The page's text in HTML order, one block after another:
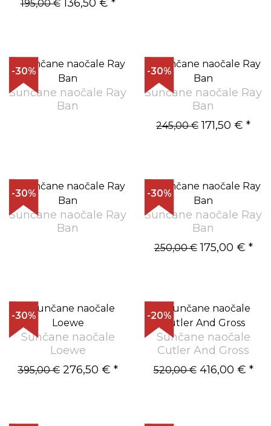
195,00 €136,50 € *
-30%
Sunčane naočale Ray
Ban
-30%
Sunčane naočale Ray
Ban
245,00 € 171,50 € *
-30%
Sunčane naočale Ray
Ban
-30%
Sunčane naočale Ray
Ban
250,00 €175,00 € *
-30%
Sunčane naočale
Loewe
395,00 € 276,50 € *
-20%
Sunčane naočale
Cutler And Gross
520,00 €416,00 € *